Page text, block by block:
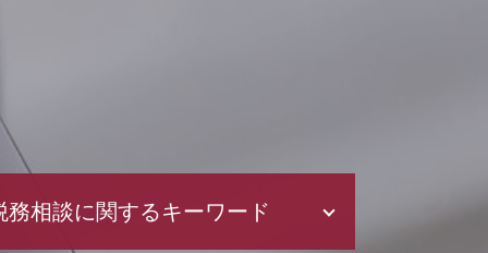
務相談に関するキーワード